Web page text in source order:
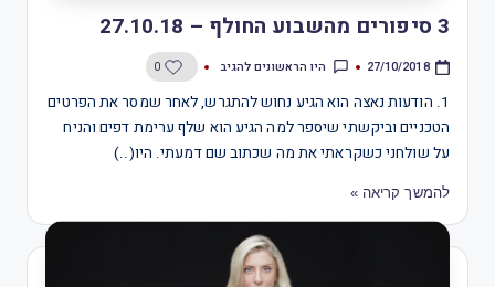
3 סיפורים מהשבוע החולף – 27.10.18
27/10/2018 היו הראשונים להגיב 0
1. הודעות נאצה הוא הגיע נחוש להתגרש, לאחר שמסר את הפרטים
הטכניים וביקשתי שיספר למה הגיע הוא שלף ערימת דפים והניח
על שולחני כשקראתי את מה שכתוב שם דמעתי. היו(..)
להמשך קריאה »